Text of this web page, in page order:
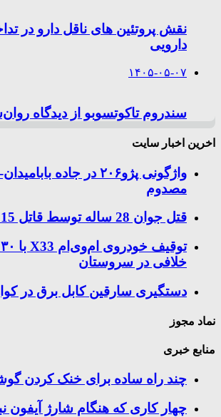
نقش پروتئین های ناقل دارو در
دارویی
۱۴۰۵-۰۵-۰۷
سندروم تاکوتسوبو از دیدگاه
اخرین اخبار سایت
مصدوم
قتل جوان 28 ساله توسط قاتل 15 ساله در کازرون
خلافی در سروستان
دستگیری سارقین کابل برق در
نماد مجوز
منابع خبری
چند راه‌ ساده برای خنک کردن
چهار کاری که هنگام شارژ آیفون